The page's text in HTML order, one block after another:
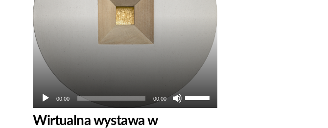
00:00 00:00
Używaj
strzałek
Wirtualna wystawa w